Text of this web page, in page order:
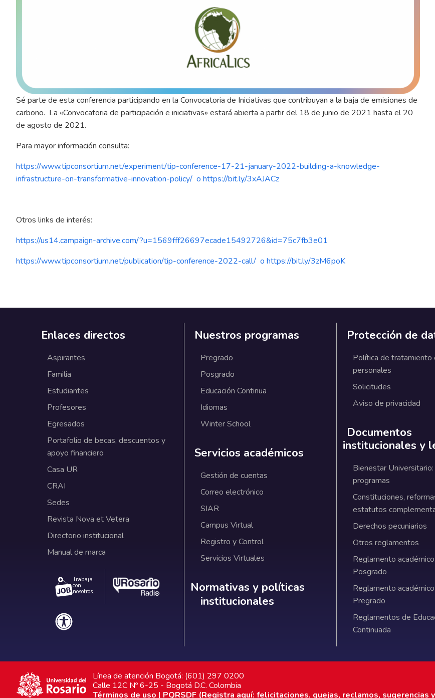
Sé parte de esta conferencia participando en la Convocatoria de Iniciativas que contribuyan a la baja de emisiones de
carbono. La «Convocatoria de participación e iniciativas» estará abierta a partir del 18 de junio de 2021 hasta el 20
de agosto de 2021.
Para mayor información consulta:
https://www.tipconsortium.net/experiment/tip-conference-17-21-january-2022-building-a-knowledge-
infrastructure-on-transformative-innovation-policy/ o https://bit.ly/3xAJACz
Otros links de interés:
https://us14.campaign-archive.com/?u=1569fff26697ecade15492726&id=75c7fb3e01
https://www.tipconsortium.net/publication/tip-conference-2022-call/ o https://bit.ly/3zM6poK
Enlaces directos
Aspirantes
Familia
Estudiantes
Profesores
Egresados
Portafolio de becas, descuentos y
apoyo financiero
Casa UR
CRAI
Sedes
Revista Nova et Vetera
Directorio institucional
Manual de marca
Trabaja
con
nosotros.
Nuestros programas
Pregrado
Posgrado
Educación Continua
Idiomas
Winter School
Servicios académicos
Gestión de cuentas
Correo electrónico
SIAR
Campus Virtual
Registro y Control
Servicios Virtuales
Normativas y políticas institucionales
Normativas y políticas
institucionales
Protección de
Política de tratamiento
personales
Solicitudes
Aviso de privacidad
Documentos
institucionales y
Bienestar
programas
Constituciones,
estatutos
Derechos pecuniarios
Otros reglamentos
Reglamento
Posgrado
Reglamento
Pregrado
Reglamentos de
Continuada
Línea de atención Bogotá: (601) 297 0200
Calle 12C Nº 6-25 - Bogotá D.C. Colombia
Términos de uso | PQRSDF (Registra aquí: felicitaciones, quejas, reclamos, sugerencias